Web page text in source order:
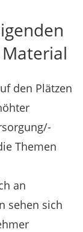
den Plätzen
Themen
an
sehen sich